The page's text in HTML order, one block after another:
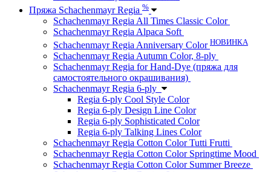
Пряжа Schachenmayr Regia %
Schachenmayr Regia All Times Classic Color
Schachenmayr Regia Alpaca Soft
Schachenmayr Regia Anniversary Color НОВИНКА
Schachenmayr Regia Autumn Color, 8-ply
Schachenmayr Regia for Hand-Dye (пряжа для
самостоятельного окрашивания)
Schachenmayr Regia 6-ply
Regia 6-ply Cool Style Color
Regia 6-ply Design Line Color
Regia 6-ply Sophisticated Color
Regia 6-ply Talking Lines Color
Schachenmayr Regia Cotton Color Tutti Frutti
Schachenmayr Regia Cotton Color Springtime Mood
Schachenmayr Regia Cotton Color Summer Breeze